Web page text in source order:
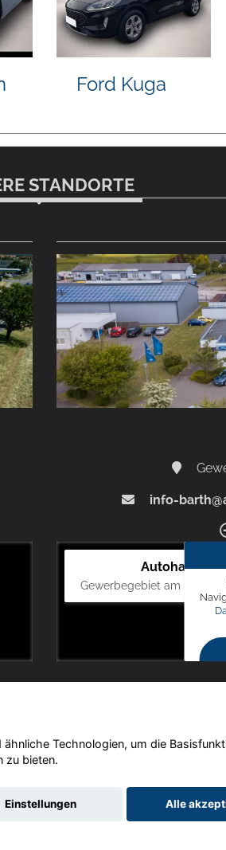
Seat Leon
STANDORTE
info-
Autohaus
Gewerbegebiet am
2026. Autohaus Blunck
Technologien, um die
zu bieten.
Einstellungen Alle